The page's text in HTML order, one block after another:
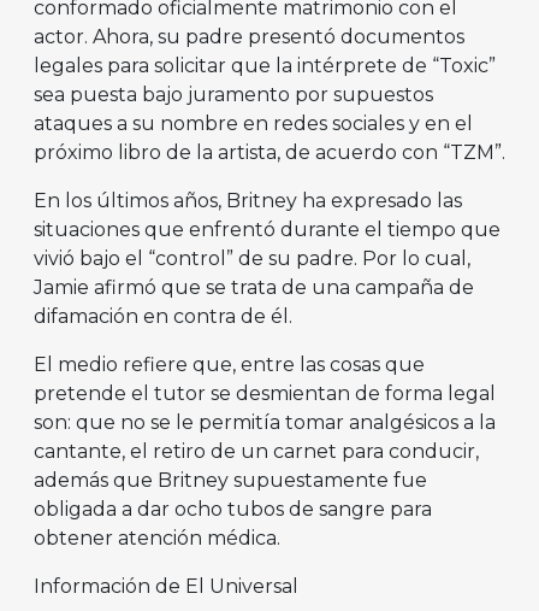
conformado oficialmente matrimonio con el
actor. Ahora, su padre presentó documentos
legales para solicitar que la intérprete de “Toxic”
sea puesta bajo juramento por supuestos
ataques a su nombre en redes sociales y en el
próximo libro de la artista, de acuerdo con “TZM”.
En los últimos años, Britney ha expresado las
situaciones que enfrentó durante el tiempo que
vivió bajo el “control” de su padre. Por lo cual,
Jamie afirmó que se trata de una campaña de
difamación en contra de él.
El medio refiere que, entre las cosas que
pretende el tutor se desmientan de forma legal
son: que no se le permitía tomar analgésicos a la
cantante, el retiro de un carnet para conducir,
además que Britney supuestamente fue
obligada a dar ocho tubos de sangre para
obtener atención médica.
Información de El Universal